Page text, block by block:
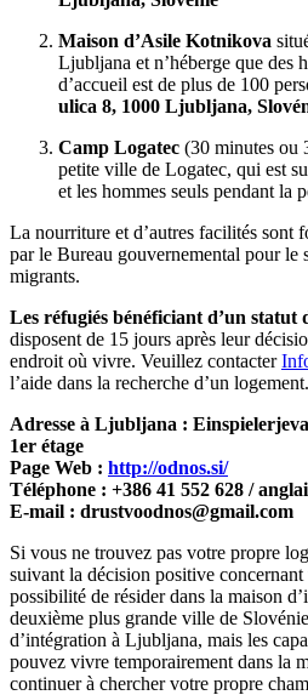
Maison d’Asile Kotnikova
Ljubljana et n’héberge que des
d’accueil est de plus de 100
ulica 8, 1000 Ljubljana,
Camp Logatec (30 minutes ou
petite ville de Logatec, qui est
et les hommes seuls pendant la
La nourriture et d’autres facilités sont
par le Bureau gouvernemental pour le
migrants.
Les réfugiés bénéficiant d’un
disposent de 15 jours après leur
endroit où vivre. Veuillez contacter
l’aide dans la recherche d’un logement.
Adresse à Ljubljana :
1er étage
Page Web : http://odnos.si/
Téléphone : +386 41 552 628 /
E-mail : drustvoodnos@gmail.com
Si vous ne trouvez pas votre propre
suivant la décision positive
possibilité de résider dans la maison
deuxième plus grande ville de
d’intégration à Ljubljana, mais les
pouvez vivre temporairement dans la
continuer à chercher votre propre